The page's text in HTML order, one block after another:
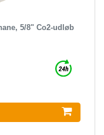
5/8" Co2-udløb